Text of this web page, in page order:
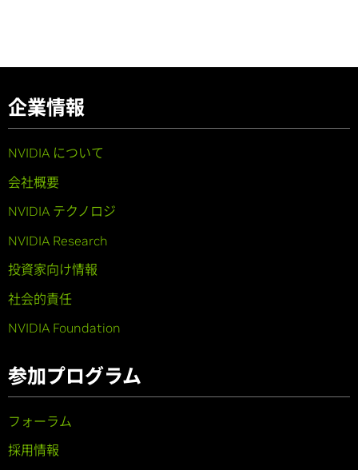
企業情報
NVIDIA について
会社概要
NVIDIA テクノロジ
NVIDIA Research
投資家向け情報
社会的責任
NVIDIA Foundation
参加プログラム
フォーラム
採用情報